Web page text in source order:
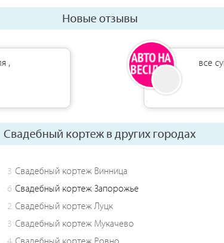
Новые отзывы
,
все
Свадебный кортеж в других городах
3 Свадебный кортеж Винница
6 Свадебный кортеж Запорожье
2 Свадебный кортеж Луцк
3 Свадебный кортеж Мукачево
4 Свадебный кортеж Ровно